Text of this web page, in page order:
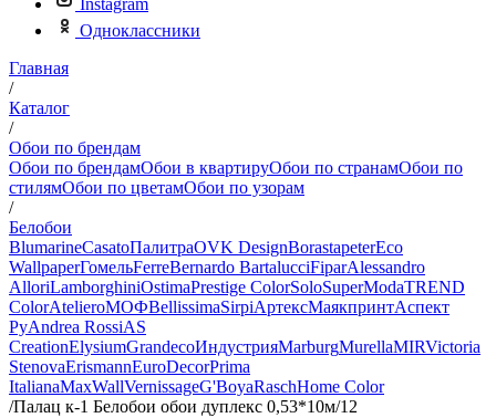
Instagram
Одноклассники
Главная
/
Каталог
/
Обои по брендам
Обои по брендамОбои в квартируОбои по странамОбои по
стилямОбои по цветамОбои по узорам
/
Белобои
BlumarineCasatoПалитраOVK DesignBorastapeterEco
WallpaperГомельFerreBernardo BartalucciFiparAlessandro
AlloriLamborghiniOstimaPrestige ColorSoloSuperModaTREND
ColorAtelieroМОФBellissimaSirpiАртексМаякпринтАспект
РуAndrea RossiAS
CreationElysiumGrandecoИндустрияMarburgMurellaMIRVictoria
StenovaErismannEuroDecorPrima
ItalianaMaxWallVernissageG'BoyaRaschHome Color
/Палац к-1 Белобои обои дуплекс 0,53*10м/12